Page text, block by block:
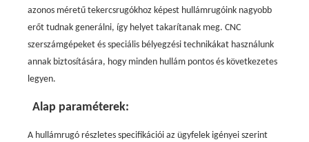
azonos méretű tekercsrugókhoz képest hullámrugóink nagyobb
erőt tudnak generálni, így helyet takarítanak meg. CNC
szerszámgépeket és speciális bélyegzési technikákat használunk
annak biztosítására, hogy minden hullám pontos és következetes
legyen.
Alap paraméterek:
A hullámrugó részletes specifikációi az ügyfelek igényei szerint